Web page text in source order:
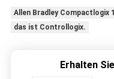
Allen Bradley Compactlogix
das ist Controllogix.
Erhalten